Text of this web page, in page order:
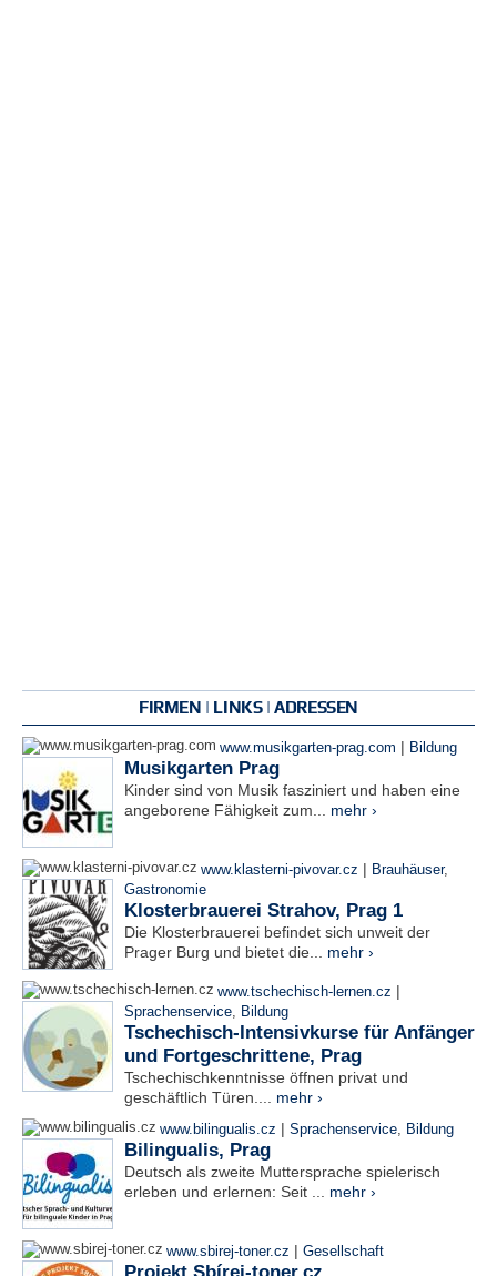
FIRMEN | LINKS | ADRESSEN
www.musikgarten-prag.com | Bildung
Musikgarten Prag
Kinder sind von Musik fasziniert und haben eine
angeborene Fähigkeit zum... mehr ›
www.klasterni-pivovar.cz | Brauhäuser,
Gastronomie
Klosterbrauerei Strahov, Prag 1
Die Klosterbrauerei befindet sich unweit der
Prager Burg und bietet die... mehr ›
www.tschechisch-lernen.cz |
Sprachenservice, Bildung
Tschechisch-Intensivkurse für Anfänger
und Fortgeschrittene, Prag
Tschechischkenntnisse öffnen privat und
geschäftlich Türen.... mehr ›
www.bilingualis.cz | Sprachenservice, Bildung
Bilingualis, Prag
Deutsch als zweite Muttersprache spielerisch
erleben und erlernen: Seit ... mehr ›
www.sbirej-toner.cz | Gesellschaft